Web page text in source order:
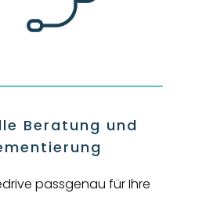
Beratung und
passgenau für Ihre